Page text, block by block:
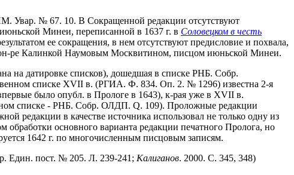
Увар. № 67. 10. В Сокращенной редакции отсутствуют
Минеи, переписанной в 1637 г. в Соловецком в честь
ее сокращения, в нем отсутствуют предисловие и похвала,
ре Калинкой Наумовым Москвитином, писцом июньской Минеи.
на датировке списков), дошедшая в списке РНБ. Собр.
списке XVII в. (РГИА. Ф. 834. Оп. 2. № 1296) известна 2-я
было опубл. в Прологе в 1643), к-рая уже в XVII в.
списке - РНБ. Собр. ОЛДП. Q. 109). Проложные редакции
редакции в качестве источника использовал не только одну из
основного варианта редакции печатного Пролога, но
1642 г. по многочисленным писцовым записям.
Един. пост. № 205. Л. 239-241; Калиганов. 2000. С. 345, 348)